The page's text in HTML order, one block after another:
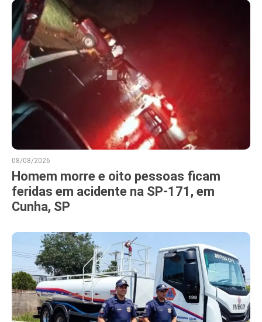
08/08/2026
Homem morre e oito pessoas ficam
feridas em acidente na SP-171, em
Cunha, SP